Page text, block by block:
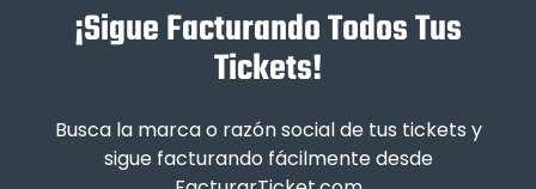
¡Sigue Facturando Todos Tus
Tickets!
Busca la marca o razón social de tus tickets y
sigue facturando fácilmente desde